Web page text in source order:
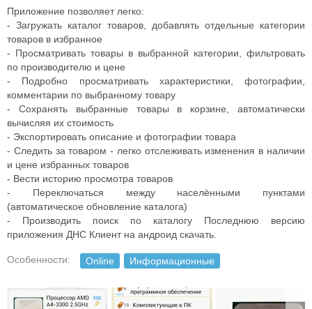
Приложение позволяет легко:
- Загружать каталог товаров, добавлять отдельные категории
товаров в избранное
- Просматривать товары в выбранной категории, фильтровать
по производителю и цене
- Подробно просматривать характеристики, фотографии,
комментарии по выбранному товару
- Сохранять выбранные товары в корзине, автоматически
вычисляя их стоимость
- Экспортировать описание и фотографии товара
- Следить за товаром - легко отслеживать изменения в наличии
и цене избранных товаров
- Вести историю просмотра товаров
- Переключаться между населёнными пунктами
(автоматическое обновление каталога)
- Производить поиск по каталогу Последнюю версию
приложения ДНС Клиент на андроид скачать.
Особенности: Online Информационные